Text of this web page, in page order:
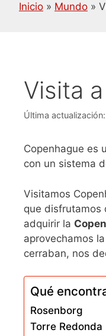
Inicio » Mundo »
Visita
Copenhague es
con un sistema
Visitamos
que disfrutamos
adquirir la
aprovechamos
cerraban, nos
Qué
Rosenborg
Torre Redonda